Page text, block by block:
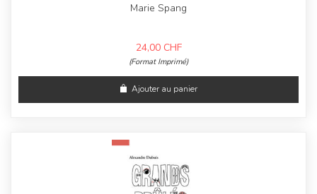
Marie Spang
24,00 CHF
(Format Imprimé)
Ajouter au panier